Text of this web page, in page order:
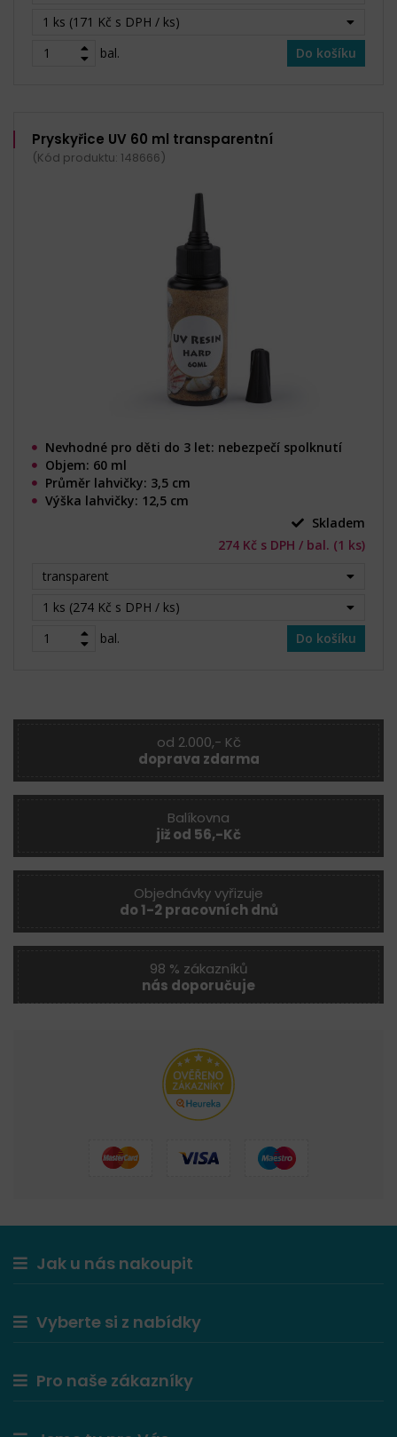
1 ks (171 Kč s DPH / ks)
bal.
Do košíku
Pryskyřice UV 60 ml transparentní
(Kód produktu: 148666)
Nevhodné pro děti do 3 let: nebezpečí spolknutí
Objem: 60 ml
Průměr lahvičky: 3,5 cm
Výška lahvičky: 12,5 cm
Skladem
274 Kč s DPH / bal. (1 ks)
transparent
1 ks (274 Kč s DPH / ks)
bal.
Do košíku
od 2.000,- Kč
doprava zdarma
Balíkovna
již od 56,-Kč
Objednávky vyřizuje
do 1-2 pracovních dnů
98 % zákazníků
nás doporučuje
Jak u nás nakoupit
Vyberte si z nabídky
Pro naše zákazníky